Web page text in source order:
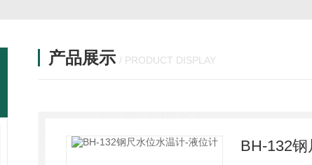
产品展示 / PRODUCT DISPLAY
BH-132